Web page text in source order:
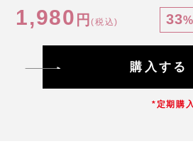
1,980 円(税込) 33
購入する
*定期購